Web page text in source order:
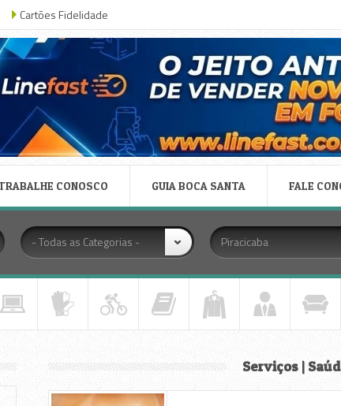
Cartões Fidelidade
CONOSCO GUIA BOCA SANTA FALE
- Todas as Categorias - Piracicaba
Serviços |